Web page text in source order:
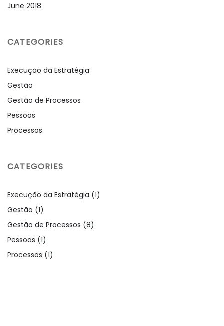
June 2018
CATEGORIES
Execução da Estratégia
Gestão
Gestão de Processos
Pessoas
Processos
CATEGORIES
Execução da Estratégia (1)
Gestão (1)
Gestão de Processos (8)
Pessoas (1)
Processos (1)